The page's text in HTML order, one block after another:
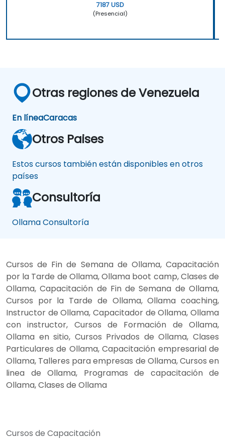
7187 USD
(Presencial)
Otras regiones de Venezuela
En líneaCaracas
Otros Paises
Estos cursos también están disponibles en otros
países
Consultoría
Ollama Consultoría
Cursos de Fin de Semana de Ollama, Capacitación
por la Tarde de Ollama, Ollama boot camp, Clases de
Ollama, Capacitación de Fin de Semana de Ollama,
Cursos por la Tarde de Ollama, Ollama coaching,
Instructor de Ollama, Capacitador de Ollama, Ollama
con instructor, Cursos de Formación de Ollama,
Ollama en sitio, Cursos Privados de Ollama, Clases
Particulares de Ollama, Capacitación empresarial de
Ollama, Talleres para empresas de Ollama, Cursos en
linea de Ollama, Programas de capacitación de
Ollama, Clases de Ollama
Cursos de Capacitación